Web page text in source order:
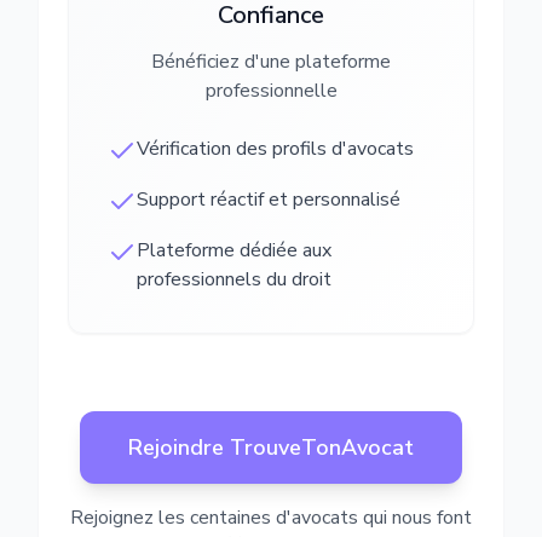
Confiance
Bénéficiez d'une plateforme
professionnelle
Vérification des profils d'avocats
Support réactif et personnalisé
Plateforme dédiée aux
professionnels du droit
Rejoindre TrouveTonAvocat
Rejoignez les centaines d'avocats qui nous font